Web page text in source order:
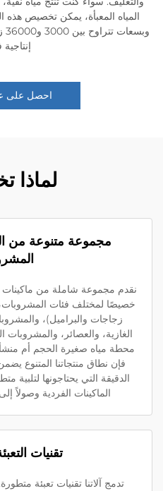
المياه المعبأة، يمكن تخصيص هذه
إنتاجية
احصل على
لماذا
مجموعة متنوعة من
نقدم مجموعة شاملة من ماكينات
خصيصًا لمختلف فئات المشروبات،
زجاجات والبراميل)،
الغازية، والعصائر، والمشروبات
محطة مياه صغيرة الحجم أم
فإن نطاق منتجاتنا المتنوع
الدقيقة التي يحتاجونها لتلبية
الماكينات الفردية وصولاً
تقنيات
تدمج آلاتنا تقنيات تعبئة